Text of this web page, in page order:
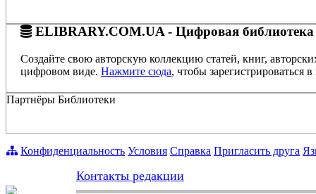
ELIBRARY.COM.UA - Цифровая библиотека
Создайте свою авторскую коллекцию статей, книг,
цифровом виде. Нажмите сюда, чтобы зарегистрироваться в
Партнёры Библиотеки
Конфиденциальность Условия Справка Пригласить друга
Контакты редакции